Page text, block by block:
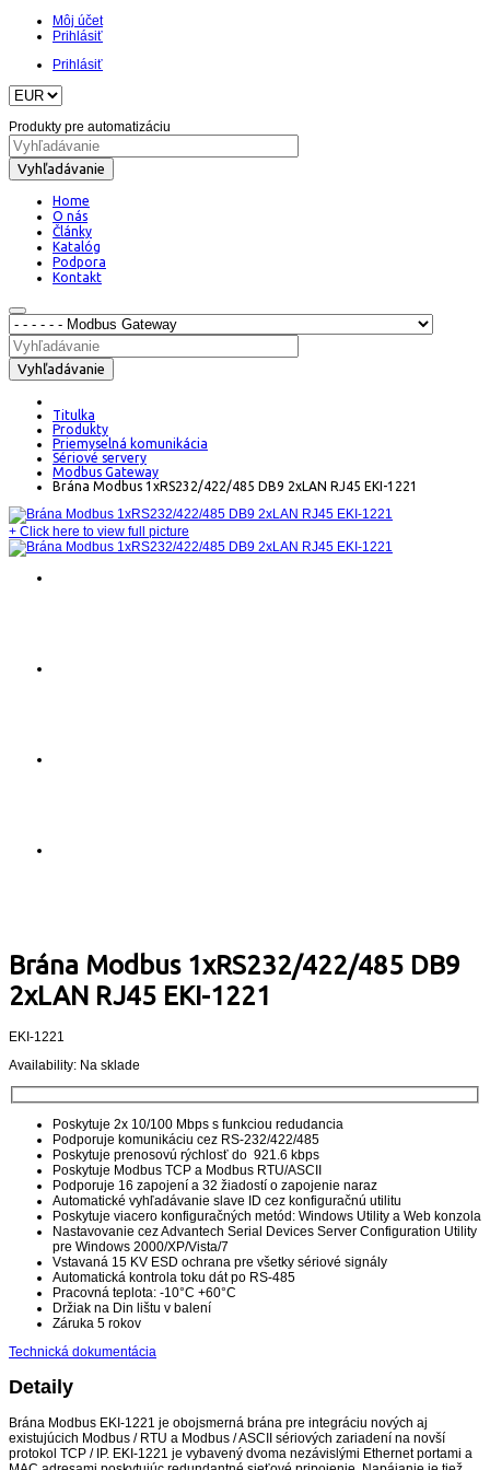
Môj účet
Prihlásiť
Prihlásiť
Produkty pre automatizáciu
Vyhľadávanie
Home
O nás
Články
Katalóg
Podpora
Kontakt
Vyhľadávanie
Titulka
Produkty
Priemyselná komunikácia
Sériové servery
Modbus Gateway
Brána Modbus 1xRS232/422/485 DB9 2xLAN RJ45 EKI-1221
+ Click here to view full picture
Brána Modbus 1xRS232/422/485 DB9
2xLAN RJ45 EKI-1221
EKI-1221
Availability: Na sklade
Poskytuje 2x 10/100 Mbps s funkciou redudancia
Podporuje komunikáciu cez RS-232/422/485
Poskytuje prenosovú rýchlosť do 921.6 kbps
Poskytuje Modbus TCP a Modbus RTU/ASCII
Podporuje 16 zapojení a 32 žiadostí o zapojenie naraz
Automatické vyhľadávanie slave ID cez konfiguračnú utilitu
Poskytuje viacero konfiguračných metód: Windows Utility a Web konzola
Nastavovanie cez Advantech Serial Devices Server Configuration Utility
pre Windows 2000/XP/Vista/7
Vstavaná 15 KV ESD ochrana pre všetky sériové signály
Automatická kontrola toku dát po RS-485
Pracovná teplota: -10°C +60°C
Držiak na Din lištu v balení
Záruka 5 rokov
Technická dokumentácia
Detaily
Brána Modbus EKI-1221 je obojsmerná brána pre integráciu nových aj
existujúcich Modbus / RTU a Modbus / ASCII sériových zariadení na novší
protokol TCP / IP. EKI-1221 je vybavený dvoma nezávislými Ethernet portami a